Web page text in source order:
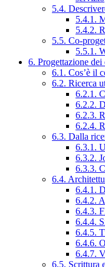
5.4.
5.4.1.
5.4.2.
5.5. Co-
5.5.1.
6. Progettazione dei
6.1. Cos’è il
6.2. Ricerca
6.2.1.
6.2.2.
6.2.3.
6.2.4.
6.3. Dalla
6.3.1.
6.3.2.
6.3.3.
6.4.
6.4.1.
6.4.2.
6.4.3.
6.4.4.
6.4.5.
6.4.6.
6.4.7.
6.5. Scrittura